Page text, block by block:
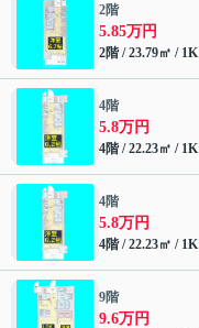
2階
5.85万円
2階 / 23.79㎡ / 1K
4階
5.8万円
4階 / 22.23㎡ / 1K
4階
5.8万円
4階 / 22.23㎡ / 1K
9階
9.6万円